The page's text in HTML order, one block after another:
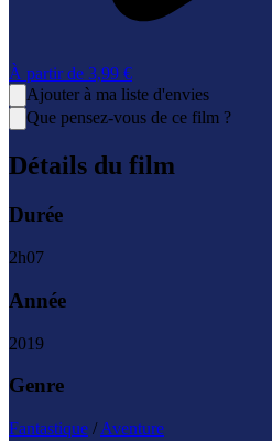
À partir de 3,99 €
Ajouter à ma liste d'envies
Que pensez-vous de ce film ?
Détails du film
Durée
2h07
Année
2019
Genre
Fantastique /Aventure